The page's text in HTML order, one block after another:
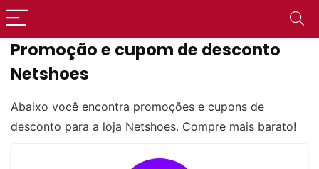
Promoção e cupom de desconto
Netshoes
Abaixo você encontra promoções e cupons de
desconto para a loja Netshoes. Compre mais barato!